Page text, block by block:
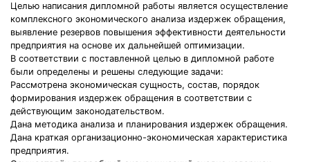
Целью написания дипломной работы является осуществление
комплексного экономического анализа издержек обращения,
выявление резервов повышения эффективности деятельности
предприятия на основе их дальнейшей оптимизации.
В соответствии с поставленной целью в дипломной работе
были определены и решены следующие задачи:
Рассмотрена экономическая сущность, состав, порядок
формирования издержек обращения в соответствии с
действующим законодательством.
Дана методика анализа и планирования издержек обращения.
Дана краткая организационно-экономическая характеристика
предприятия.